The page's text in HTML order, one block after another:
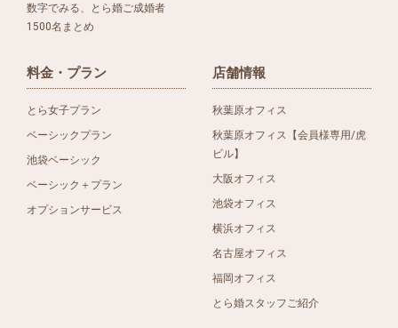
数字でみる、とら婚ご成婚者
1500名まとめ
料金・プラン
とら女子プラン
ベーシックプラン
池袋ベーシック
ベーシック＋プラン
オプションサービス
店舗情報
秋葉原オフィス
秋葉原オフィス【会員様専用/虎
ビル】
大阪オフィス
池袋オフィス
横浜オフィス
名古屋オフィス
福岡オフィス
とら婚スタッフご紹介